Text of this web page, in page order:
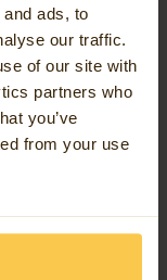
ads, to
our traffic.
of our site with
partners who
you’ve
from your use
maar ook
moeten
hoeft data
kunnen nu